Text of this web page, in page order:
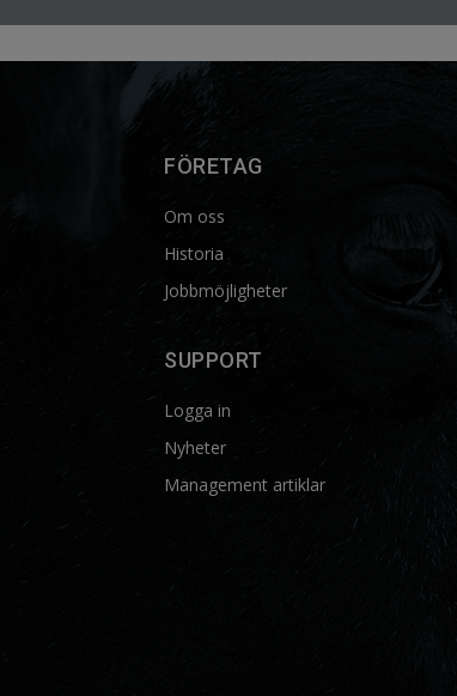
FÖRETAG
Om oss
Historia
Jobbmöjligheter
SUPPORT
Logga in
Nyheter
Management artiklar